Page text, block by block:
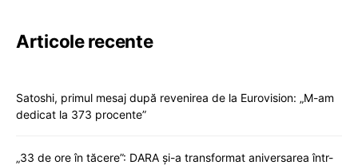
Articole recente
Satoshi, primul mesaj după revenirea de la Eurovision: „M-am
dedicat la 373 procente”
„33 de ore în tăcere”: DARA și-a transformat aniversarea într-